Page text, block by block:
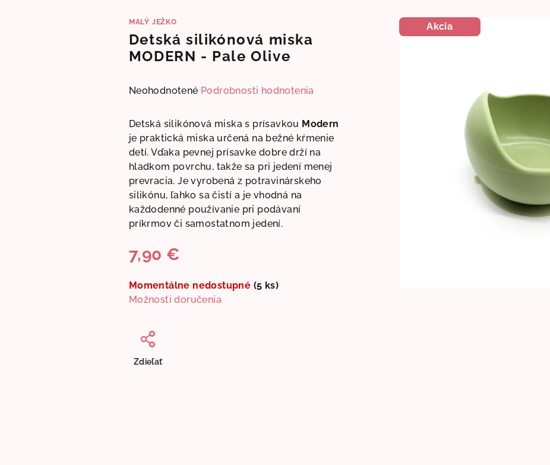
MALÝ JEŽKO
Detská silikónová miska
MODERN - Pale Olive
Priemerné
produktu
je
0,0
z
hviezdičiek.
Neohodnotené Podrobnosti hodnotenia
Detská silikónová miska s prísavkou Modern
je praktická miska určená na bežné kŕmenie
detí. Vďaka pevnej prísavke dobre drží na
hladkom povrchu, takže sa pri jedení menej
prevracia. Je vyrobená z potravinárskeho
silikónu, ľahko sa čistí a je vhodná na
každodenné používanie pri podávaní
príkrmov či samostatnom jedení.
7,90 €
Jednotková
Momentálne nedostupné (5 ks)
Možnosti doručenia
Zdieľať
Akcia